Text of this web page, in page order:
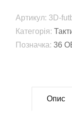
мультикам
камуфляж
(3D-
кількість
Артикул: 3D-
Категорія:
Позначка: 36
Опис